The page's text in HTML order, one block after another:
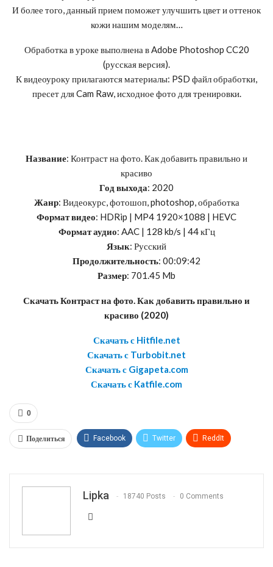
И более того, данный прием поможет улучшить цвет и оттенок
кожи нашим моделям…
Обработка в уроке выполнена в Adobe Photoshop CC20
(русская версия).
К видеоуроку прилагаются материалы: PSD файл обработки,
пресет для Cam Raw, исходное фото для тренировки.
Название: Контраст на фото. Как добавить правильно и
красиво
Год выхода: 2020
Жанр: Видеокурс, фотошоп, photoshop, обработка
Формат видео: HDRip | MP4 1920×1088 | HEVC
Формат аудио: AAC | 128 kb/s | 44 кГц
Язык: Русский
Продолжительность: 00:09:42
Размер: 701.45 Mb
Скачать Контраст на фото. Как добавить правильно и
красиво (2020)
Скачать с Hitfile.net
Скачать с Turbobit.net
Скачать с Gigapeta.com
Скачать с Katfile.com
0
Поделиться Facebook Twitter ReddIt
Lipka 18740 Posts 0 Comments